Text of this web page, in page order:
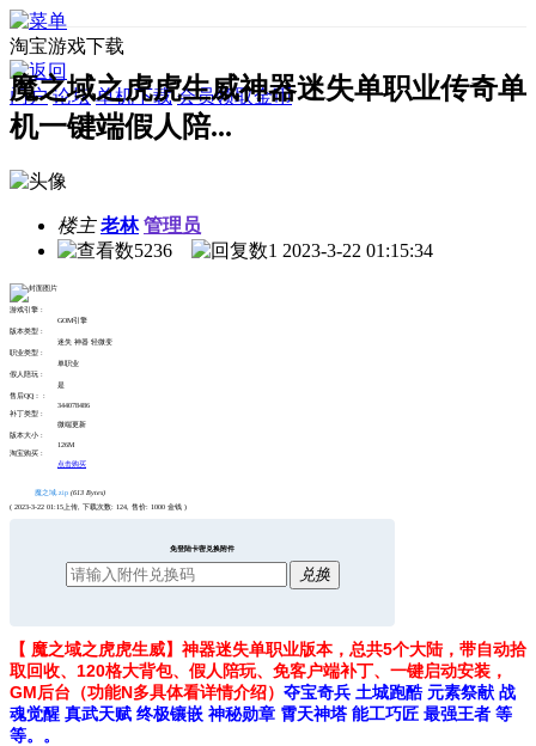
淘宝游戏下载
门户 论坛 单机下载 会员领取金币
魔之域之虎虎生威神器迷失单职业传奇单
机一键端假人陪...
楼主 老林 管理员
5236
1 2023-3-22 01:15:34
游戏引擎 :
GOM引擎
版本类型 :
迷失 神器 轻微变
职业类型 :
单职业
假人陪玩 :
是
售后QQ： :
344078486
补丁类型 :
微端更新
版本大小 :
126M
淘宝购买 :
点击购买
魔之域.zip (613 Bytes)
( 2023-3-22 01:15上传, 下载次数: 124, 售价: 1000 金钱 )
免登陆卡密兑换附件
兑换
【 魔之域之虎虎生威】神器迷失单职业版本，总共5个大陆，带自动拾
取回收、120格大背包、假人陪玩、免客户端补丁、一键启动安装，
GM后台（功能N多具体看详情介绍） 夺宝奇兵 土城跑酷 元素祭献 战
魂觉醒 真武天赋 终极镶嵌 神秘勋章 霄天神塔 能工巧匠 最强王者 等
等。。